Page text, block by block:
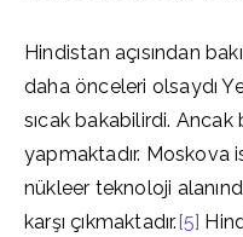
Hindistan açısından
daha önceleri olsaydı
sıcak bakabilirdi. Ancak
yapmaktadır. Moskova
nükleer teknoloji
karşı çıkmaktadır.[5]